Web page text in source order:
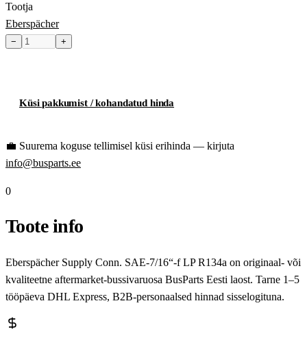
Tootja
Eberspächer
− +
Küsi pakkumist / kohandatud hinda
💼 Suurema koguse tellimisel küsi erihinda — kirjuta
info@busparts.ee
0
Toote info
Eberspächer Supply Conn. SAE-7/16“-f LP R134a on originaal- või
kvaliteetne aftermarket-bussivaruosa BusParts Eesti laost. Tarne 1–5
tööpäeva DHL Express, B2B-personaalsed hinnad sisselogituna.